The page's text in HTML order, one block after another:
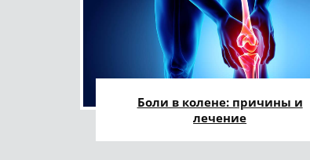
Боли в колене: причины и
лечение